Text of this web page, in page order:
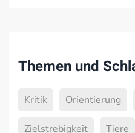
Themen und
Kritik Orientierung
Zielstrebigkeit Tiere